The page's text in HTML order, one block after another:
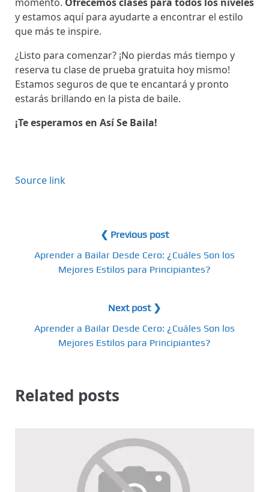
y estamos aquí para ayudarte a encontrar el estilo
que más te inspire.
¿Listo para comenzar? ¡No pierdas más tiempo y
reserva tu clase de prueba gratuita hoy mismo!
Estamos seguros de que te encantará y pronto
estarás brillando en la pista de baile.
¡Te esperamos en Así Se Baila!
Source link
❮ Previous post
Aprender a Bailar Desde Cero: ¿Cuáles Son los
Mejores Estilos para Principiantes?
Next post ❯
Aprender a Bailar Desde Cero: ¿Cuáles Son los
Mejores Estilos para Principiantes?
Related posts